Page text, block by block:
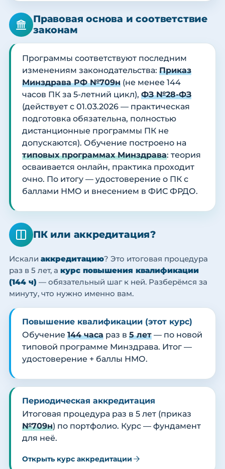
Правовая основа и соответствие
законам
Программы соответствуют последним
изменениям законодательства: Приказ
Минздрава РФ №709н (не менее 144
часов ПК за 5-летний цикл), ФЗ №28-ФЗ
(действует с 01.03.2026 — практическая
подготовка обязательна, полностью
дистанционные программы ПК не
допускаются). Обучение построено на
типовых программах Минздрава: теория
осваивается онлайн, практика проходит
очно. По итогу — удостоверение о ПК с
баллами НМО и внесением в ФИС ФРДО.
ПК или аккредитация?
Искали аккредитацию? Это итоговая процедура
раз в 5 лет, а курс повышения квалификации
(144 ч) — обязательный шаг к ней. Разберёмся за
минуту, что нужно именно вам.
Повышение квалификации (этот курс)
Обучение 144 часа раз в 5 лет — по новой
типовой программе Минздрава. Итог —
удостоверение + баллы НМО.
Периодическая аккредитация
Итоговая процедура раз в 5 лет (приказ
№709н) по портфолио. Курс — фундамент
для неё.
Открыть курс аккредитации